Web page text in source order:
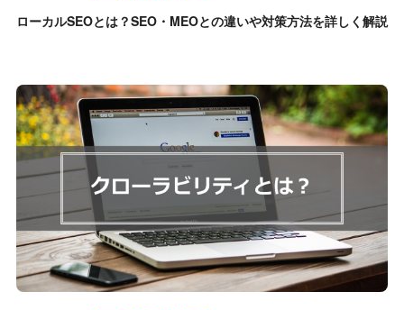
ローカルSEOとは？SEO・MEOとの違いや対策方法を詳しく解説